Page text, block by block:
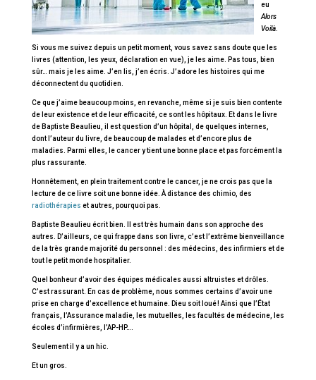
eu
Alors
Voilà.
Si vous me suivez depuis un petit moment, vous savez sans doute que les
livres (attention, les yeux, déclaration en vue), je les aime. Pas tous, bien
sûr… mais je les aime. J’en lis, j’en écris. J’adore les histoires qui me
déconnectent du quotidien.
Ce que j’aime beaucoup moins, en revanche, même si je suis bien contente
de leur existence et de leur efficacité, ce sont les hôpitaux. Et dans le livre
de Baptiste Beaulieu, il est question d’un hôpital, de quelques internes,
dont l’auteur du livre, de beaucoup de malades et d’encore plus de
maladies. Parmi elles, le cancer y tient une bonne place et pas forcément la
plus rassurante.
Honnêtement, en plein traitement contre le cancer, je ne crois pas que la
lecture de ce livre soit une bonne idée. À distance des chimio, des
radiothérapies et autres, pourquoi pas.
Baptiste Beaulieu écrit bien. Il est très humain dans son approche des
autres. D’ailleurs, ce qui frappe dans son livre, c’est l’extrême bienveillance
de la très grande majorité du personnel : des médecins, des infirmiers et de
tout le petit monde hospitalier.
Quel bonheur d’avoir des équipes médicales aussi altruistes et drôles.
C’est rassurant. En cas de problème, nous sommes certains d’avoir une
prise en charge d’excellence et humaine. Dieu soit loué ! Ainsi que l’État
français, l’Assurance maladie, les mutuelles, les facultés de médecine, les
écoles d’infirmières, l’AP-HP….
Seulement il y a un hic.
Et un gros.